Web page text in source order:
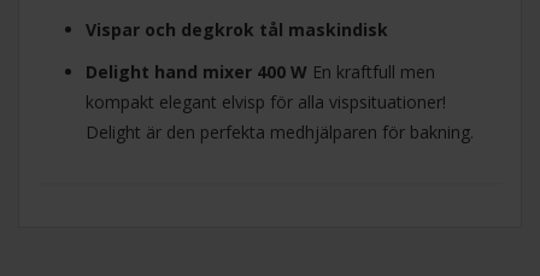
Vispar och degkrok tål maskindisk
Delight hand mixer 400 W En kraftfull men
kompakt elegant elvisp för alla vispsituationer!
Delight är den perfekta medhjälparen för bakning.